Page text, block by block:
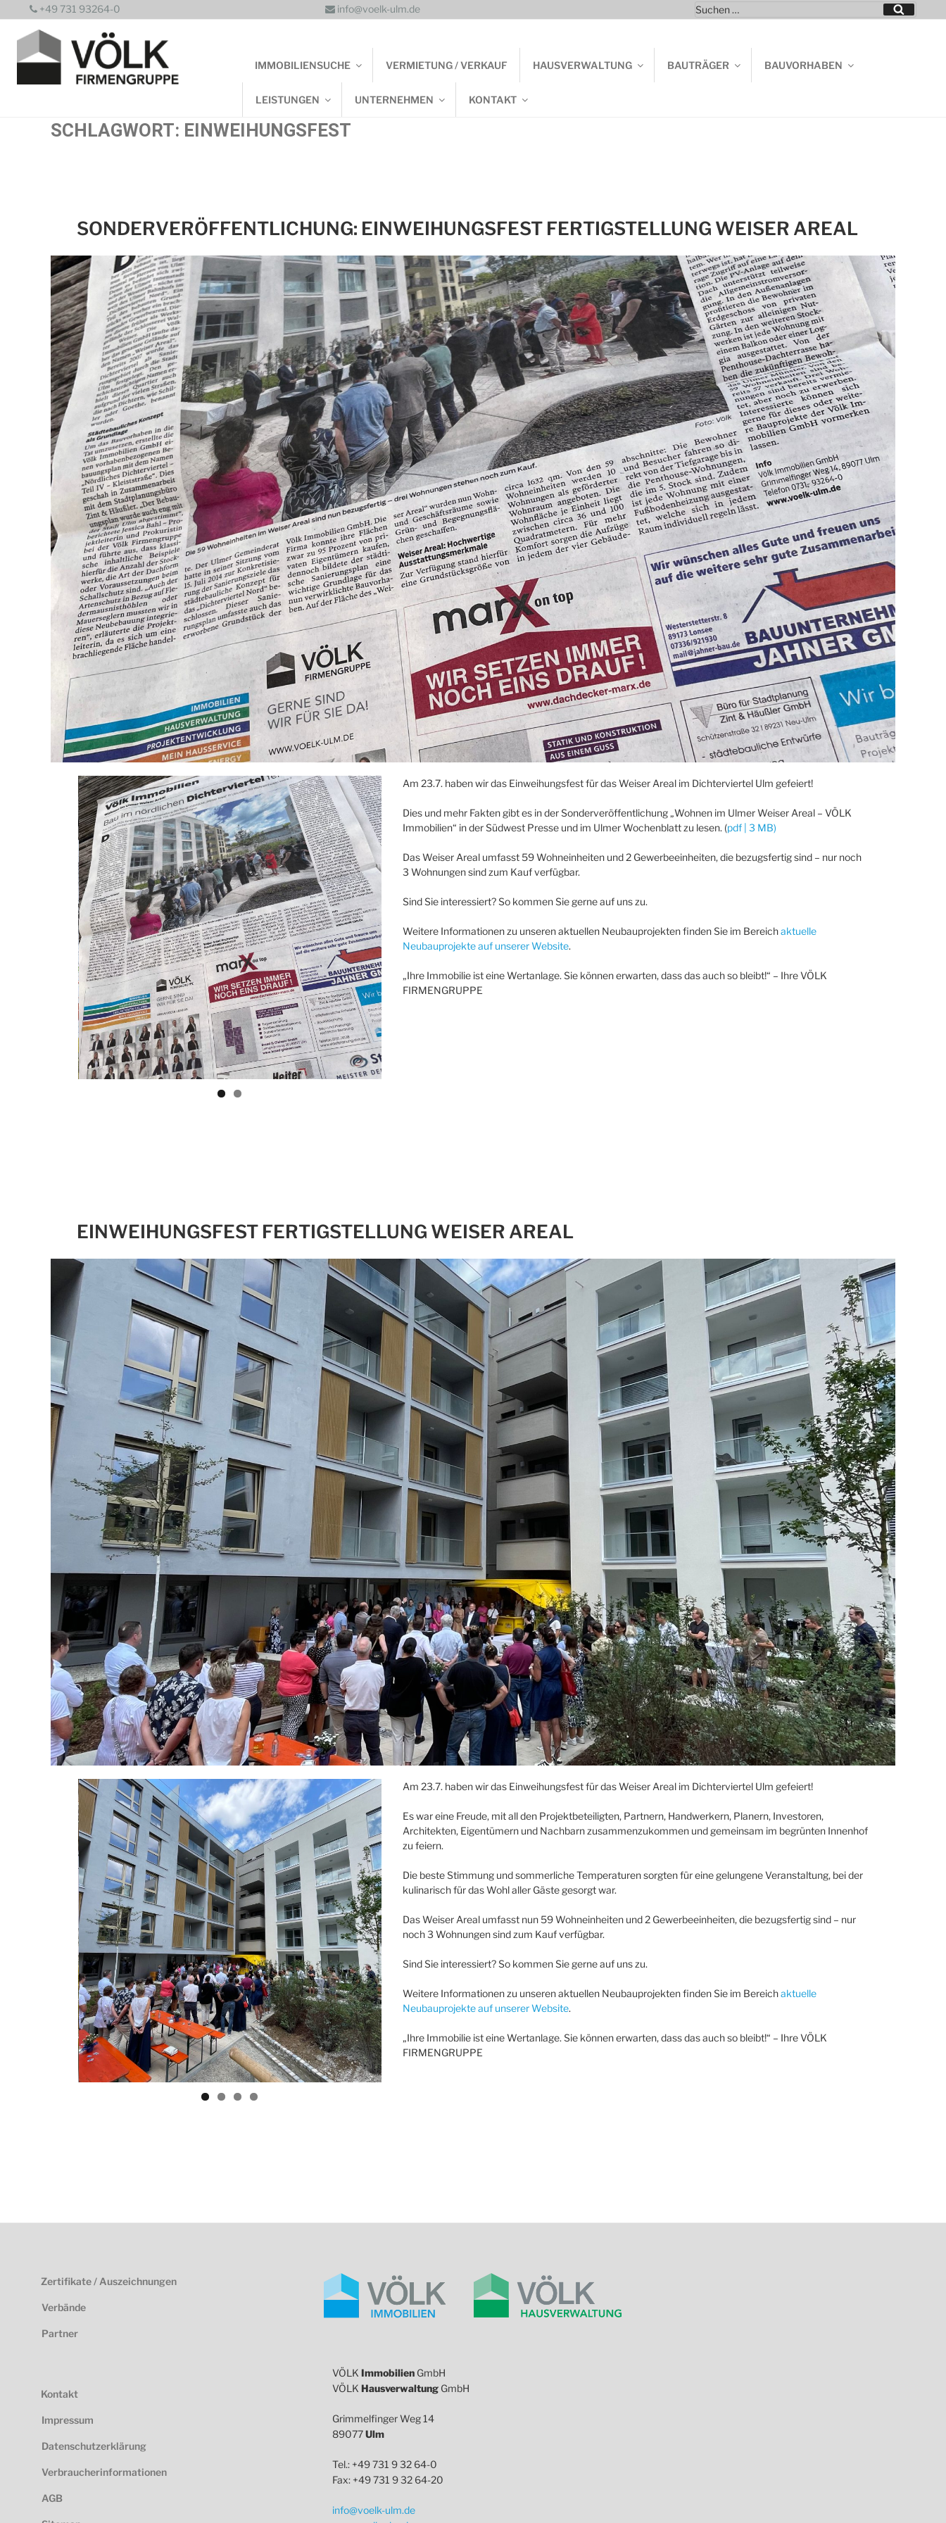
Inhalt
springen
+49 731 93264-0 info@voelk-ulm.de
Suchen
nach:
Suchen
IMMOBILIENSUCHE VERMIETUNG / VERKAUF HAUSVERWALTUNG BAUTRÄGER BAUVORHABEN
LEISTUNGEN UNTERNEHMEN KONTAKT
SCHLAGWORT: EINWEIHUNGSFEST
SONDERVERÖFFENTLICHUNG: EINWEIHUNGSFEST FERTIGSTELLUNG WEISER AREAL
Am 23.7. haben wir das Einweihungsfest für das Weiser Areal im Dichterviertel Ulm gefeiert!
Dies und mehr Fakten gibt es in der Sonderveröffentlichung „Wohnen im Ulmer Weiser Areal – VÖLK
Immobilien“ in der Südwest Presse und im Ulmer Wochenblatt zu lesen. (pdf | 3 MB)
Das Weiser Areal umfasst 59 Wohneinheiten und 2 Gewerbeeinheiten, die bezugsfertig sind – nur noch
3 Wohnungen sind zum Kauf verfügbar.
Sind Sie interessiert? So kommen Sie gerne auf uns zu.
Weitere Informationen zu unseren aktuellen Neubauprojekten finden Sie im Bereichaktuelle
Neubauprojekte auf unserer Website.
„Ihre Immobilie ist eine Wertanlage. Sie können erwarten, dass das auch so bleibt!“ – Ihre VÖLK
FIRMENGRUPPE
EINWEIHUNGSFEST FERTIGSTELLUNG WEISER AREAL
Am 23.7. haben wir das Einweihungsfest für das Weiser Areal im Dichterviertel Ulm gefeiert!
Es war eine Freude, mit all den Projektbeteiligten, Partnern, Handwerkern, Planern, Investoren,
Architekten, Eigentümern und Nachbarn zusammenzukommen und gemeinsam im begrünten Innenhof
zu feiern.
Die beste Stimmung und sommerliche Temperaturen sorgten für eine gelungene Veranstaltung, bei der
kulinarisch für das Wohl aller Gäste gesorgt war.
Das Weiser Areal umfasst nun 59 Wohneinheiten und 2 Gewerbeeinheiten, die bezugsfertig sind – nur
noch 3 Wohnungen sind zum Kauf verfügbar.
Sind Sie interessiert? So kommen Sie gerne auf uns zu.
Weitere Informationen zu unseren aktuellen Neubauprojekten finden Sie im Bereichaktuelle
Neubauprojekte auf unserer Website.
„Ihre Immobilie ist eine Wertanlage. Sie können erwarten, dass das auch so bleibt!“ – Ihre VÖLK
FIRMENGRUPPE
Zertifikate / Auszeichnungen
Verbände
Partner
Kontakt
Impressum
Datenschutzerklärung
Verbraucherinformationen
AGB
VÖLK Immobilien GmbH
VÖLK Hausverwaltung GmbH
Grimmelfinger Weg 14
89077Ulm
Tel.: +49 731 9 32 64-0
Fax: +49 731 9 32 64-20
info@voelk-ulm.de